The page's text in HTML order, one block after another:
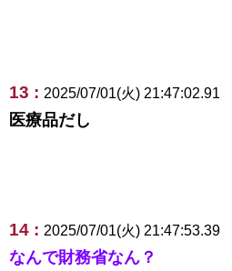
13 : 2025/07/01(火) 21:47:02.91
医療品だし
14 : 2025/07/01(火) 21:47:53.39
なんで財務省なん？